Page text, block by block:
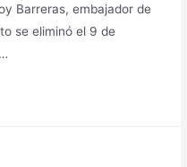
Barreras, embajador de
se eliminó el 9 de